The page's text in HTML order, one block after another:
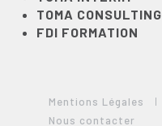
TOMA CONSULTING
FDI FORMATION
Mentions Légales
Nous contacter